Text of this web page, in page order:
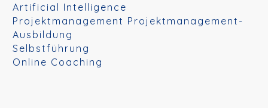
Artificial Intelligence
Projektmanagement Projektmanagement-
Ausbildung
Selbstführung
Online Coaching